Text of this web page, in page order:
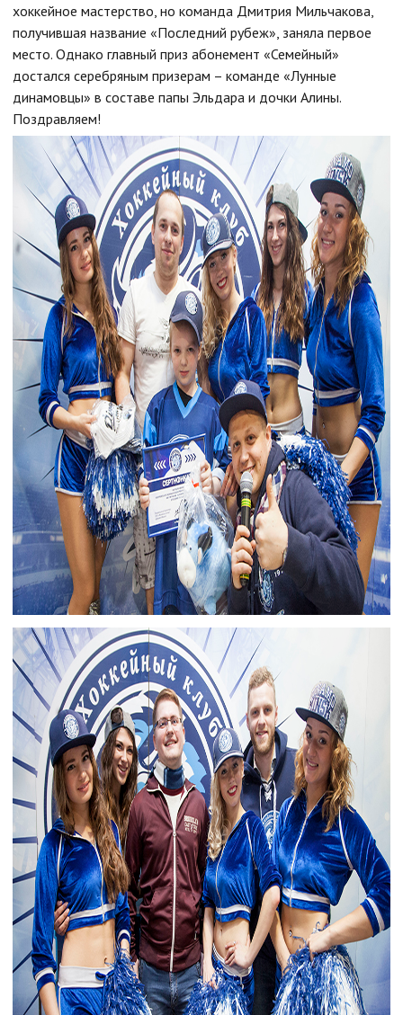
хоккейное мастерство, но команда Дмитрия Мильчакова,
получившая название «Последний рубеж», заняла первое
место. Однако главный приз абонемент «Семейный»
достался серебряным призерам – команде «Лунные
динамовцы» в составе папы Эльдара и дочки Алины.
Поздравляем!